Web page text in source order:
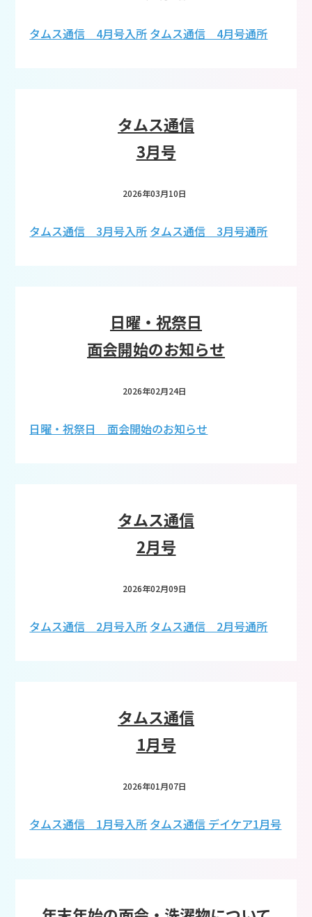
タムス通信 4月号入所 タムス通信 4月号通所
タムス通信
3月号
2026年03月10日
タムス通信 3月号入所 タムス通信 3月号通所
日曜・祝祭日
面会開始のお知らせ
2026年02月24日
日曜・祝祭日 面会開始のお知らせ
タムス通信
2月号
2026年02月09日
タムス通信 2月号入所 タムス通信 2月号通所
タムス通信
1月号
2026年01月07日
タムス通信 1月号入所 タムス通信 デイケア1月号